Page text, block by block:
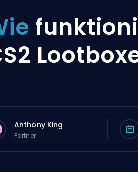
Anthony King
Partner